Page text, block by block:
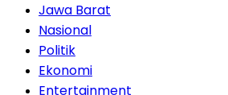
Jawa Barat
Nasional
Politik
Ekonomi
Entertainment